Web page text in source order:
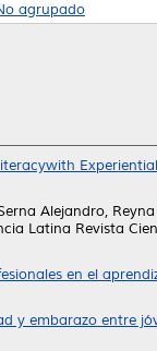
agrupado
Alejandro,
Latina Revista
en el
y embarazo entre